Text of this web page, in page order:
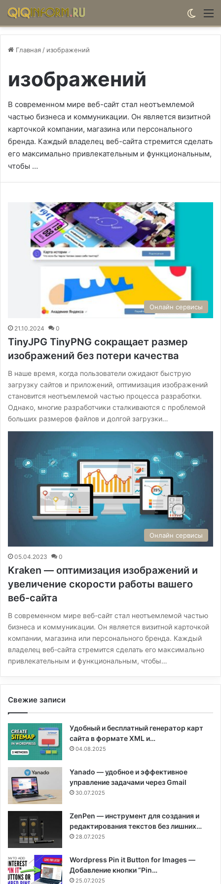
Главная / изображений
изображений
В современном мире веб-сайт стал неотъемлемой
частью бизнеса и коммуникации. Он является визитной
карточкой компании, магазина или персонального
бренда. Каждый владелец веб-сайта стремится сделать
его максимально привлекательным и функциональным,
чтобы …
Онлайн сервисы
21.10.2024 0
TinyJPG TinyPNG сокращает размер
изображений без потери качества
В наше время, когда пользователи ожидают быструю
загрузку сайтов и приложений, оптимизация изображений
становится неотъемлемой частью процесса разработки.
Однако, многие разработчики сталкиваются с проблемой
больших размеров файлов и долгой загрузки…
Онлайн сервисы
05.04.2023 0
Kraken — оптимизация изображений и
увеличение скорости работы вашего
веб-сайта
В современном мире веб-сайт стал неотъемлемой частью
бизнеса и коммуникации. Он является визитной карточкой
компании, магазина или персонального бренда. Каждый
владелец веб-сайта стремится сделать его максимально
привлекательным и функциональным, чтобы…
Свежие записи
Удобный и бесплатный генератор карт
сайта в формате XML и…
04.08.2025
Yanado — удобное и эффективное
управление задачами через Gmail
30.07.2025
ZenPen — инструмент для создания и
редактирования текстов без лишних…
28.07.2025
Wordpress Pin it Button for Images —
Добавление кнопки “Pin…
25.07.2025